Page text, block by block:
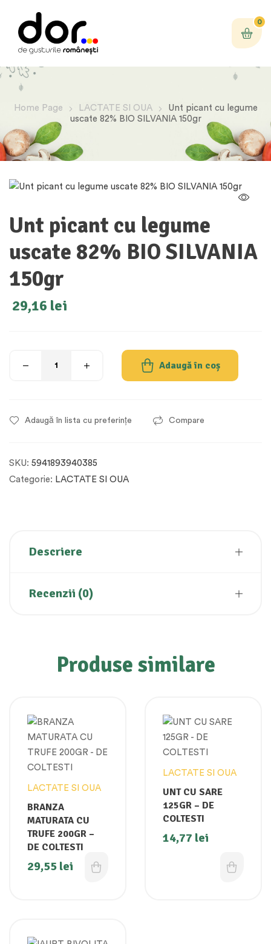
0
Home Page LACTATE SI OUA
Unt picant cu legume
uscate 82% BIO SILVANIA 150gr
Unt picant cu legume
uscate 82% BIO SILVANIA
150gr
29,16 lei
Adaugă în coș
Adaugă în lista cu preferințe Compare
SKU: 5941893940385
Categorie: LACTATE SI OUA
Descriere
Recenzii (0)
Produse similare
LACTATE SI OUA
BRANZA
MATURATA CU
TRUFE 200GR –
DE COLTESTI
29,55 lei
LACTATE SI OUA
UNT CU SARE
125GR – DE
COLTESTI
14,77 lei